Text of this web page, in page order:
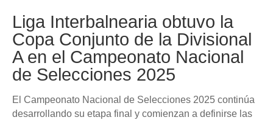
Liga Interbalnearia obtuvo la
Copa Conjunto de la Divisional
A en el Campeonato Nacional
de Selecciones 2025
El Campeonato Nacional de Selecciones 2025 continúa
desarrollando su etapa final y comienzan a definirse las